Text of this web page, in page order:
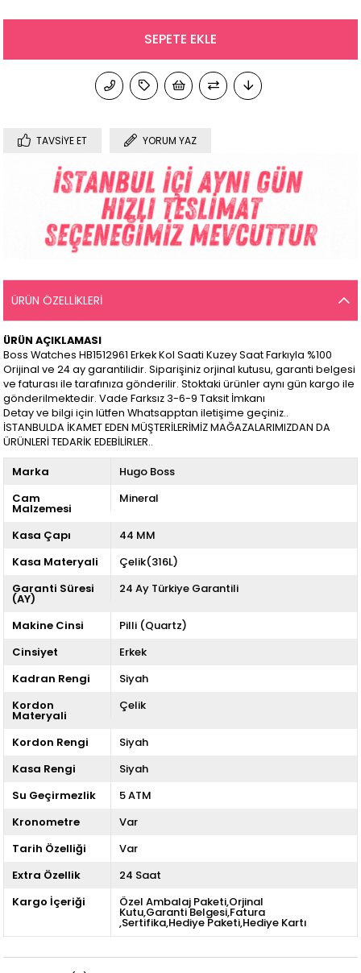
TAVSIYE ET YORUM YAZ
ÜRÜN ÖZELLIKLERI
ÜRÜN AÇIKLAMASI
Boss Watches HB1512961 Erkek Kol Saati Kuzey Saat Farkıyla %100
Orijinal ve 24 ay garantilidir. Siparişiniz orjinal kutusu, garanti belgesi
ve faturası ile tarafınıza gönderilir. Stoktaki ürünler aynı gün kargo ile
gönderilmektedir. Vade Farksız 3-6-9 Taksit İmkanı
Detay ve bilgi için lütfen Whatsapptan iletişime geçiniz..
İSTANBULDA İKAMET EDEN MÜŞTERİLERİMİZ MAĞAZALARIMIZDAN DA
ÜRÜNLERİ TEDARİK EDEBİLİRLER..
Marka
Hugo Boss
Cam
Malzemesi
Mineral
Kasa Çapı
44 MM
Kasa Materyali
Çelik(316L)
Garanti Süresi
(AY)
24 Ay Türkiye Garantili
Makine Cinsi
Pilli (Quartz)
Cinsiyet
Erkek
Kadran Rengi
Siyah
Kordon
Materyali
Çelik
Kordon Rengi
Siyah
Kasa Rengi
Siyah
Su Geçirmezlik
5 ATM
Kronometre
Var
Tarih Özelliği
Var
Extra Özellik
24 Saat
Kargo İçeriği
Özel Ambalaj Paketi,Orjinal
Kutu,Garanti Belgesi,Fatura
,Sertifika,Hediye Paketi,Hediye Kartı